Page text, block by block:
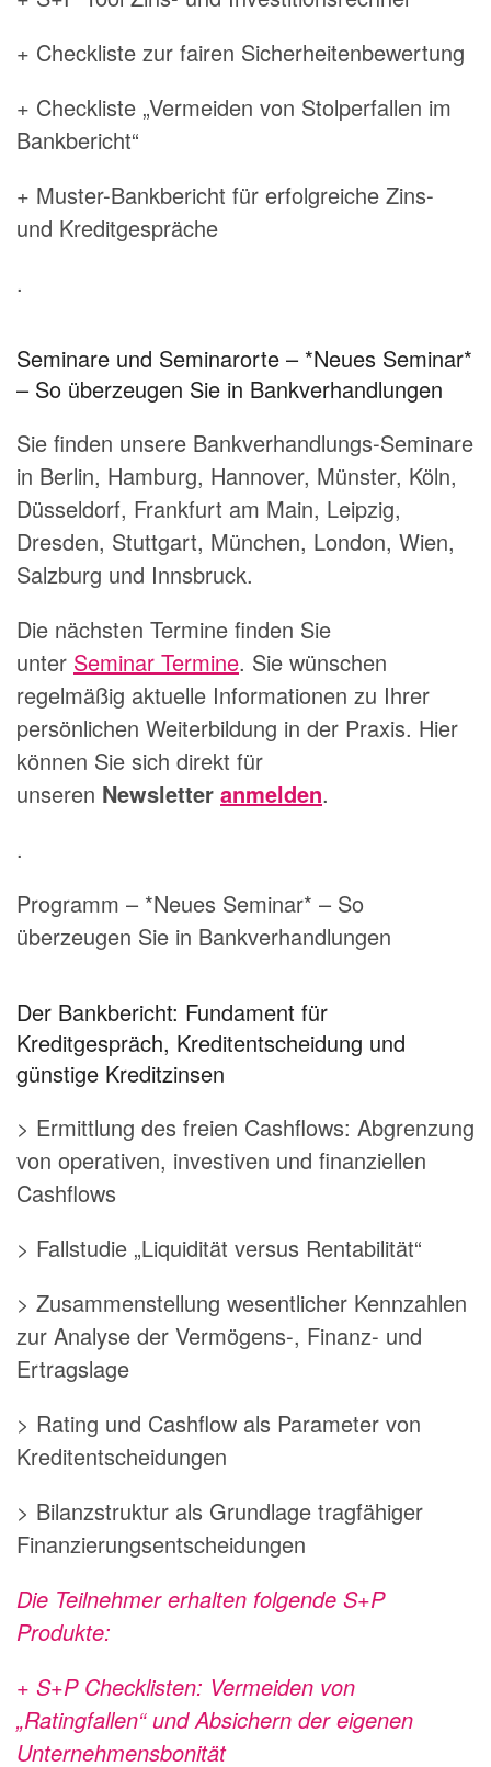
+ Checkliste zur fairen Sicherheitenbewertung
+ Checkliste „Vermeiden von Stolperfallen im
Bankbericht“
+ Muster-Bankbericht für erfolgreiche Zins-
und Kreditgespräche
.
Seminare und Seminarorte – *Neues Seminar*
– So überzeugen Sie in Bankverhandlungen
Sie finden unsere Bankverhandlungs-Seminare
in Berlin, Hamburg, Hannover, Münster, Köln,
Düsseldorf, Frankfurt am Main, Leipzig,
Dresden, Stuttgart, München, London, Wien,
Salzburg und Innsbruck.
Die nächsten Termine finden Sie
unter Seminar Termine. Sie wünschen
regelmäßig aktuelle Informationen zu Ihrer
persönlichen Weiterbildung in der Praxis. Hier
können Sie sich direkt für
unseren Newsletter anmelden.
.
Programm – *Neues Seminar* – So
überzeugen Sie in Bankverhandlungen
Der Bankbericht: Fundament für
Kreditgespräch, Kreditentscheidung und
günstige Kreditzinsen
> Ermittlung des freien Cashflows: Abgrenzung
von operativen, investiven und finanziellen
Cashflows
> Fallstudie „Liquidität versus Rentabilität“
> Zusammenstellung wesentlicher Kennzahlen
zur Analyse der Vermögens-, Finanz- und
Ertragslage
> Rating und Cashflow als Parameter von
Kreditentscheidungen
> Bilanzstruktur als Grundlage tragfähiger
Finanzierungsentscheidungen
Die Teilnehmer erhalten folgende S+P
Produkte:
+ S+P Checklisten: Vermeiden von
„Ratingfallen“ und Absichern der eigenen
Unternehmensbonität